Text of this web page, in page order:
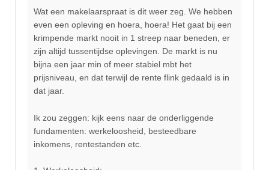
Wat een makelaarspraat is dit weer zeg. We hebben
even een opleving en hoera, hoera! Het gaat bij een
krimpende markt nooit in 1 streep naar beneden, er
zijn altijd tussentijdse oplevingen. De markt is nu
bijna een jaar min of meer stabiel mbt het
prijsniveau, en dat terwijl de rente flink gedaald is in
dat jaar.
Ik zou zeggen: kijk eens naar de onderliggende
fundamenten: werkeloosheid, besteedbare
inkomens, rentestanden etc.